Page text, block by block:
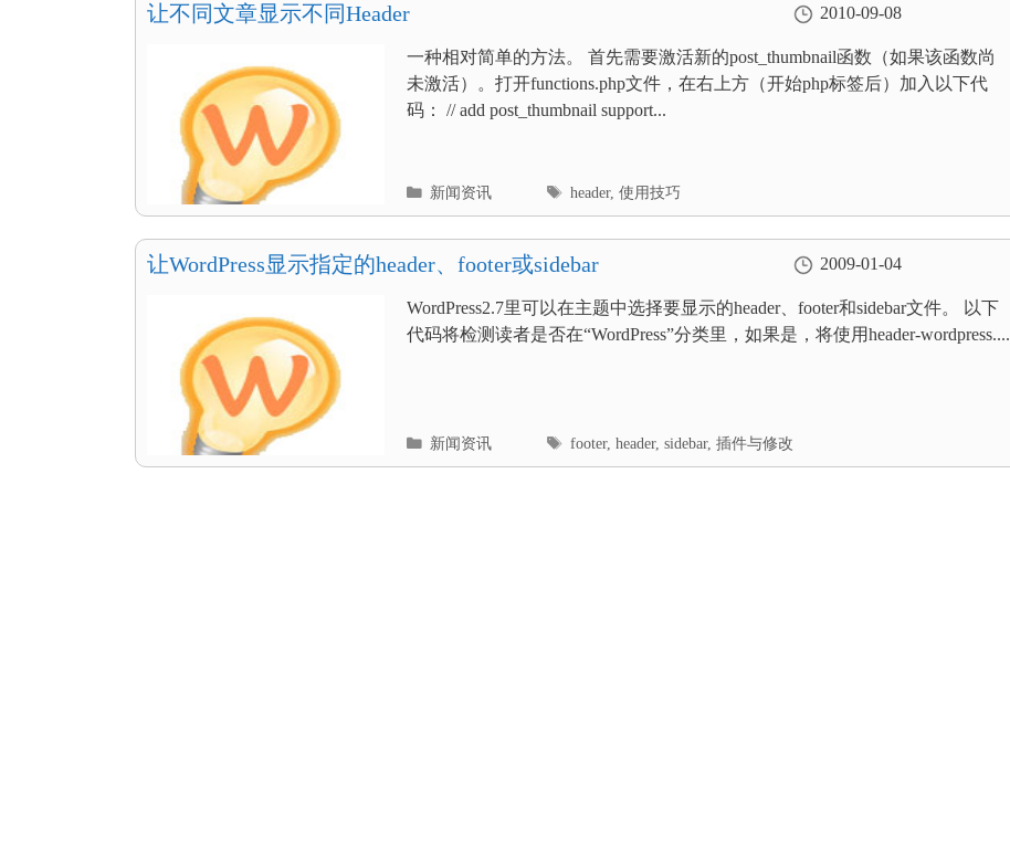
让不同文章显示不同Header 2010-09-08
一种相对简单的方法。 首先需要激活新的post_thumbnail函数（如果该函数尚
未激活）。打开functions.php文件，在右上方（开始php标签后）加入以下代
码： // add post_thumbnail support...
分
类
目
录
新闻资讯
标
签
header,使用技巧
让WordPress显示指定的header、footer或sidebar 2009-01-04
WordPress2.7里可以在主题中选择要显示的header、footer和sidebar文件。 以下
代码将检测读者是否在“WordPress”分类里，如果是，将使用header-wordpress....
分
类
新闻资讯
标
签
footer,header,sidebar,插件与修改